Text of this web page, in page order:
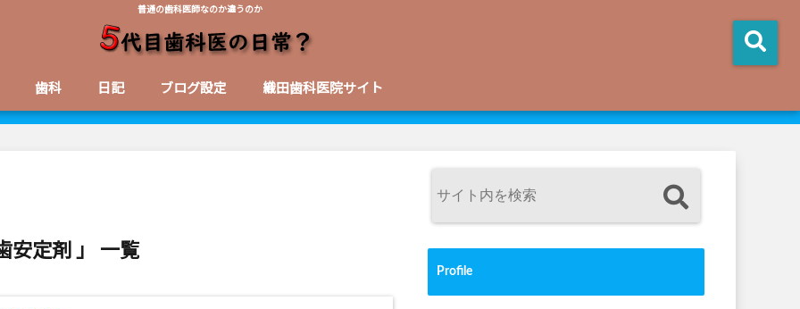
普通の歯科医師なのか違うのか
歯科 日記 ブログ設定 織田歯科医院サイト
安定剤 」 一覧
Profile